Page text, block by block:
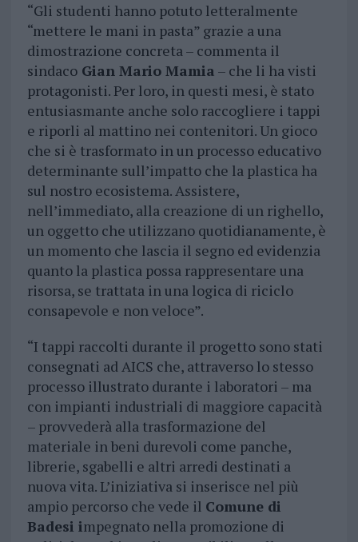
“Gli studenti hanno potuto letteralmente
“mettere le mani in pasta” grazie a una
dimostrazione concreta – commenta il
sindacoGian Mario Mamia – che li ha visti
protagonisti. Per loro, in questi mesi, è stato
entusiasmante anche solo raccogliere i tappi
e riporli al mattino nei contenitori. Un gioco
che si è trasformato in un processo educativo
determinante sull’impatto che la plastica ha
sul nostro ecosistema. Assistere,
nell’immediato, alla creazione di un righello,
un oggetto che utilizzano quotidianamente, è
un momento che lascia il segno ed evidenzia
quanto la plastica possa rappresentare una
risorsa, se trattata in una logica di riciclo
consapevole e non veloce”.
“I tappi raccolti durante il progetto sono stati
consegnati ad AICS che, attraverso lo stesso
processo illustrato durante i laboratori – ma
con impianti industriali di maggiore capacità
– provvederà alla trasformazione del
materiale in beni durevoli come panche,
librerie, sgabelli e altri arredi destinati a
nuova vita. L’iniziativa si inserisce nel più
ampio percorso che vede il Comune di
Badesi impegnato nella promozione di